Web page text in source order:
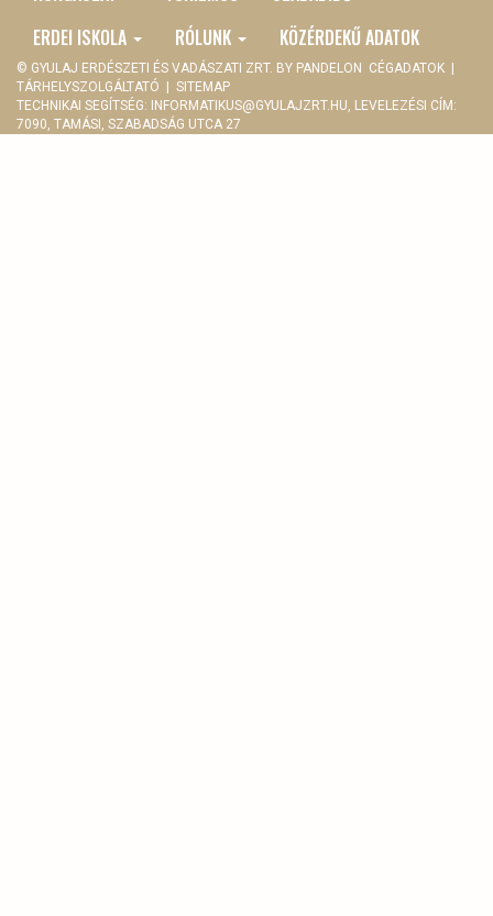
ERDEI ISKOLA
RÓLUNK KÖZÉRDEKŰ ADATOK
© GYULAJ ERDÉSZETI ÉS VADÁSZATI ZRT. BY PANDELON CÉGADATOK |
TÁRHELYSZOLGÁLTATÓ | SITEMAP
TECHNIKAI SEGÍTSÉG: INFORMATIKUS@GYULAJZRT.HU , LEVELEZÉSI CÍM:
7090, TAMÁSI, SZABADSÁG UTCA 27